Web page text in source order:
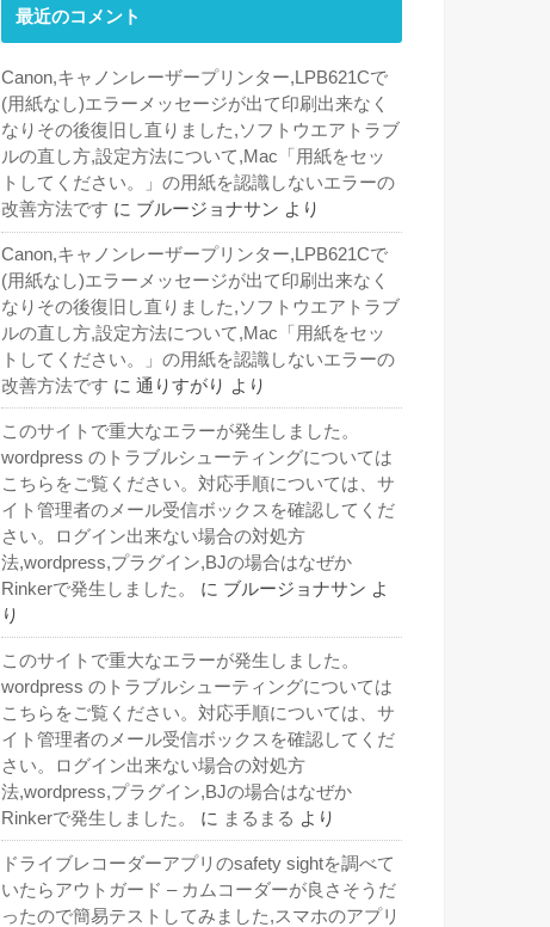
最近のコメント
Canon,キャノンレーザープリンター,LPB621Cで
(用紙なし)エラーメッセージが出て印刷出来なく
なりその後復旧し直りました,ソフトウエアトラブ
ルの直し方,設定方法について,Mac「用紙をセッ
トしてください。」の用紙を認識しないエラーの
改善方法です に ブルージョナサン より
Canon,キャノンレーザープリンター,LPB621Cで
(用紙なし)エラーメッセージが出て印刷出来なく
なりその後復旧し直りました,ソフトウエアトラブ
ルの直し方,設定方法について,Mac「用紙をセッ
トしてください。」の用紙を認識しないエラーの
改善方法です に 通りすがり より
このサイトで重大なエラーが発生しました。
wordpress のトラブルシューティングについては
こちらをご覧ください。対応手順については、サ
イト管理者のメール受信ボックスを確認してくだ
さい。ログイン出来ない場合の対処方
法,wordpress,プラグイン,BJの場合はなぜか
Rinkerで発生しました。
に ブルージョナサン よ
り
このサイトで重大なエラーが発生しました。
wordpress のトラブルシューティングについては
こちらをご覧ください。対応手順については、サ
イト管理者のメール受信ボックスを確認してくだ
さい。ログイン出来ない場合の対処方
法,wordpress,プラグイン,BJの場合はなぜか
Rinkerで発生しました。
に まるまる より
ドライブレコーダーアプリのsafety sightを調べて
いたらアウトガード – カムコーダーが良さそうだ
ったので簡易テストしてみました,スマホのアプリ